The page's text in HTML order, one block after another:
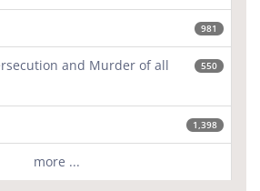
981
and Murder of all
550
1,398
more ...